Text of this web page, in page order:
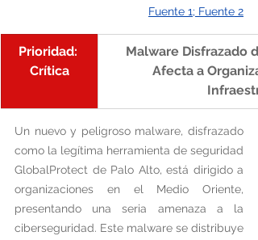
Fuente 1; Fuente 2
Prioridad:
Crítica
Malware Disfrazado
Afecta a
Un nuevo y peligroso malware, disfrazado
como la legítima herramienta de seguridad
GlobalProtect de Palo Alto, está dirigido a
organizaciones en el Medio Oriente,
presentando una seria amenaza a la
ciberseguridad. Este malware se distribuye